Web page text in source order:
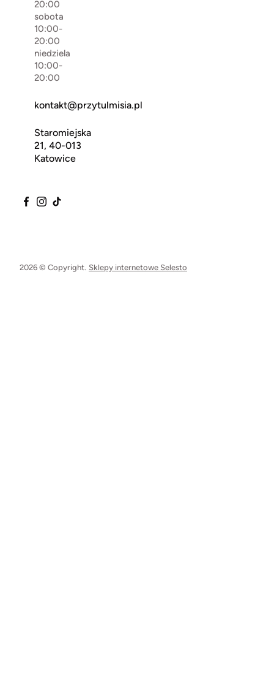
20:00
sobota
10:00-
20:00
niedziela
10:00-
20:00
kontakt@przytulmisia.pl
Staromiejska
21, 40-013
Katowice
2026 © Copyright. Sklepy internetowe Selesto